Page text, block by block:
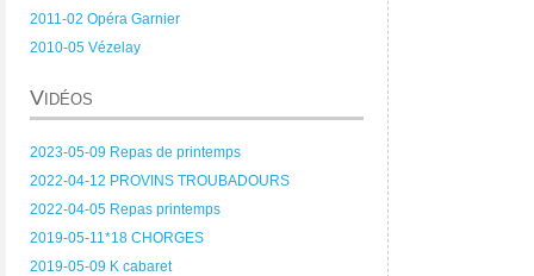
2011-02 Opéra Garnier
2010-05 Vézelay
Vidéos
2023-05-09 Repas de printemps
2022-04-12 PROVINS TROUBADOURS
2022-04-05 Repas printemps
2019-05-11*18 CHORGES
2019-05-09 K cabaret